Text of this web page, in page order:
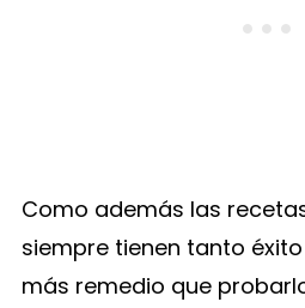
Como además las
siempre tienen tanto
más remedio que